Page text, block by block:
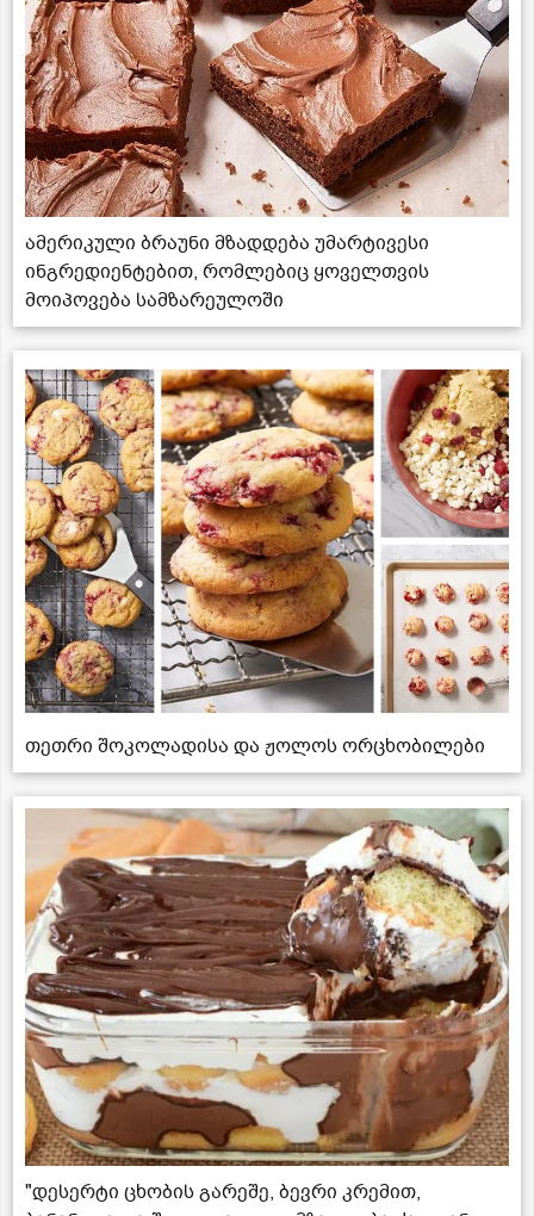
ამერიკული ბრაუნი მზადდება უმარტივესი
ინგრედიენტებით, რომლებიც ყოველთვის
მოიპოვება სამზარეულოში
თეთრი შოკოლადისა და ჟოლოს ორცხობილები
"დესერტი ცხობის გარეშე, ბევრი კრემით,